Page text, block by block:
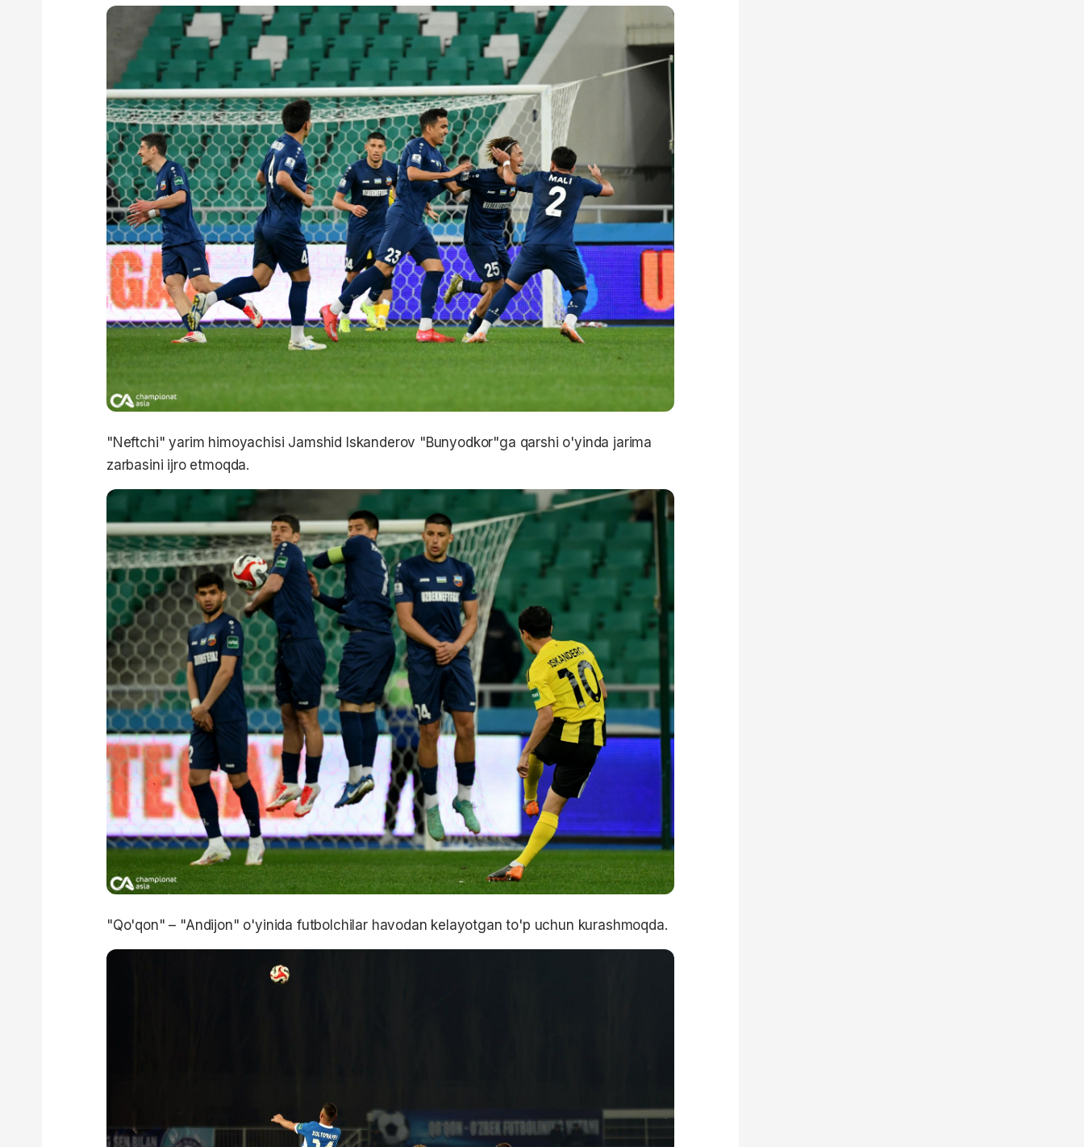
"Neftchi" yarim himoyachisi Jamshid Iskanderov "Bunyodkor"ga qarshi o'yinda jarima
zarbasini ijro etmoqda.
"Qo'qon" – "Andijon" o'yinida futbolchilar havodan kelayotgan to'p uchun kurashmoqda.